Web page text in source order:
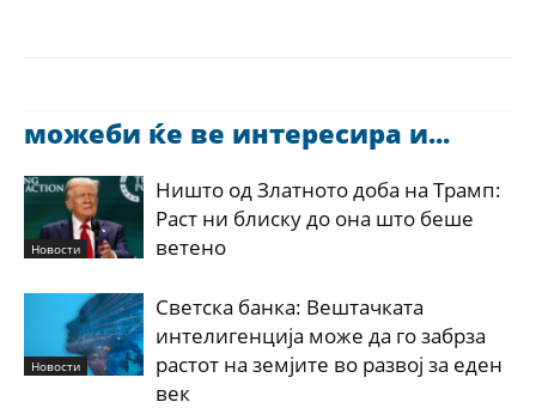
можеби ќе ве интересира и...
Новости
Ништо од Златното доба на Трамп:
Раст ни блиску до она што беше
ветено
Новости
Светска банка: Вештачката
интелигенција може да го забрза
растот на земјите во развој за еден
век